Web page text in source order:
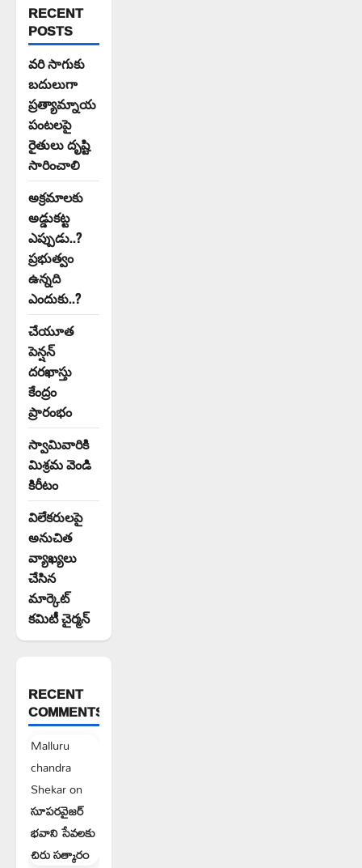
RECENT
POSTS
వరి సాగుకు
బదులుగా
ప్రత్యామ్నాయ
పంటలపై
రైతులు దృష్టి
సారించాలి
అక్రమాలకు
అడ్డుకట్ట
ఎప్పుడు..?
ప్రభుత్వం
ఉన్నది
ఎందుకు..?
చేయూత
పెన్షన్
దరఖాస్తు
కేంద్రం
ప్రారంభం
స్వామివారికి
మిశ్రమ వెండి
కిరీటం
విలేకరులపై
అనుచిత
వ్యాఖ్యలు
చేసిన
మార్కెట్
కమిటీ చైర్మన్‌
RECENT
COMMENTS
Malluru
chandra
Shekaron
సూపరవైజర్
భవాని సేవలకు
చిరు సత్కారం